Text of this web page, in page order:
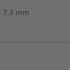
7.3 mm